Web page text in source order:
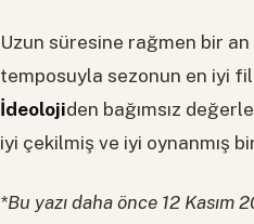
Uzun süresine rağmen bir an
temposuyla sezonun en iyi
İdeolojiden bağımsız
iyi çekilmiş ve iyi oynanmış
*Bu yazı daha önce 12 Kasım